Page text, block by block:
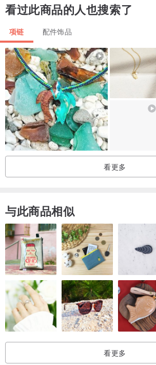
．
年代：1890s
材质：18K厚镀金、玻璃宝石
尺寸：2.3x3.1 cm
状况：极佳，轻微使用痕迹
标记：品牌与材质印记
现货在台，国内运费邮局、或是 7-11、全家店
🌟满三千包邮🌟
・
・
老件饰品不再生产，他们的数量只会一天比一
格标准审视喔，相信您一定能在老饰品的故事里
雅与光采。
看过此商品的人也搜索了
项链 配件饰品
看更多
与此商品相似
看更多